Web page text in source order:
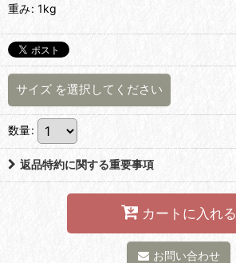
重み: 1kg
サイズ を選択してください
数量:
返品特約に関する重要事項
カートに入れる
お問い合わせ